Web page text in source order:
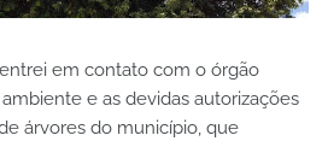
em contato com o órgão
e as devidas autorizações
árvores do município, que